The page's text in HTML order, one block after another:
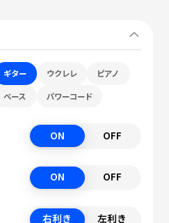
ギター ウクレレ ピアノ
ベース パワーコード
ON OFF
ON OFF
右利き 左利き